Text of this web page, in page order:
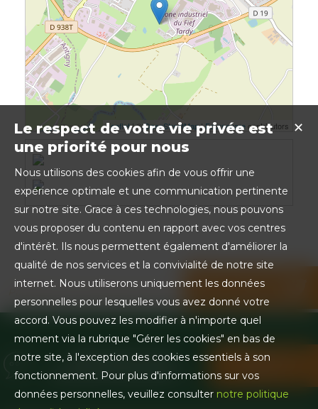
Leaflet| ©OpenStreetMap|Foursquarecontributors
Partager sur les réseaux sociaux
BESOIN D'UN
RENSEIGNEMENT ?
CONTACTEZ-
NOUS !
✕
Le respect de votre vie privée est
une priorité pour nous
Nous utilisons des cookies afin de vous offrir une
expérience optimale et une communication pertinente
sur notre site. Grace à ces technologies, nous pouvons
vous proposer du contenu en rapport avec vos centres
d'intérêt. Ils nous permettent également d'améliorer la
qualité de nos services et la convivialité de notre site
internet. Nous utiliserons uniquement les données
personnelles pour lesquelles vous avez donné votre
accord. Vous pouvez les modifier à n'importe quel
moment via la rubrique "Gérer les cookies" en bas de
notre site, à l'exception des cookies essentiels à son
fonctionnement. Pour plus d'informations sur vos
données personnelles, veuillez consulter notre politique